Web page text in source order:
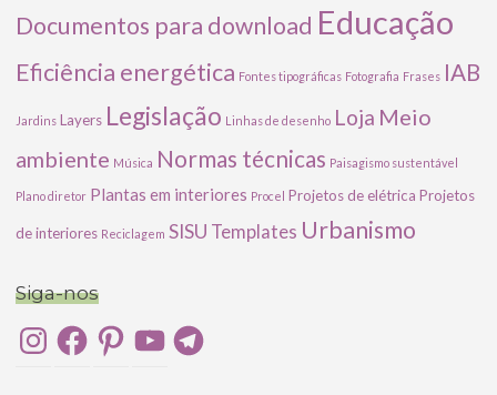
Documentos para download Educação
Eficiência energética Fontes tipográficas Fotografia Frases IAB
Jardins Layers Legislação Linhas de desenho Loja Meio
ambiente Música Normas técnicas Paisagismo sustentável
Plano diretor Plantas em interiores Procel Projetos de elétrica Projetos
de interiores Reciclagem SISU Templates Urbanismo
Siga-nos
InstagramFacebookPinterestYouTubeTelegram